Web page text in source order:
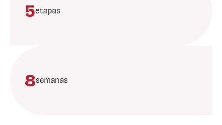
5etapas
8semanas